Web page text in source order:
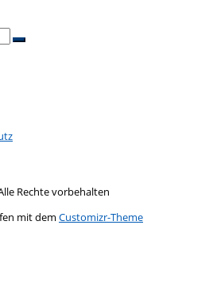
Suchen …
Rechte vorbehalten
mit dem Customizr-Theme